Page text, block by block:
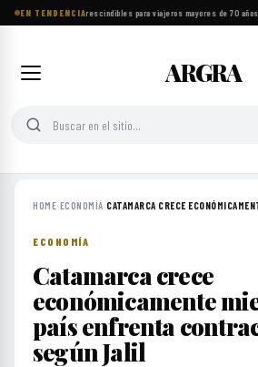
EN TENDENCIA
Ocho objetos imprescindibles para viajeros mayores de 70 años
ARGRA
HOME›ECONOMÍA›CATAMARCA CRECE
ECONOMÍA
Catamarca crece
económicamente
país enfrenta
según Jalil